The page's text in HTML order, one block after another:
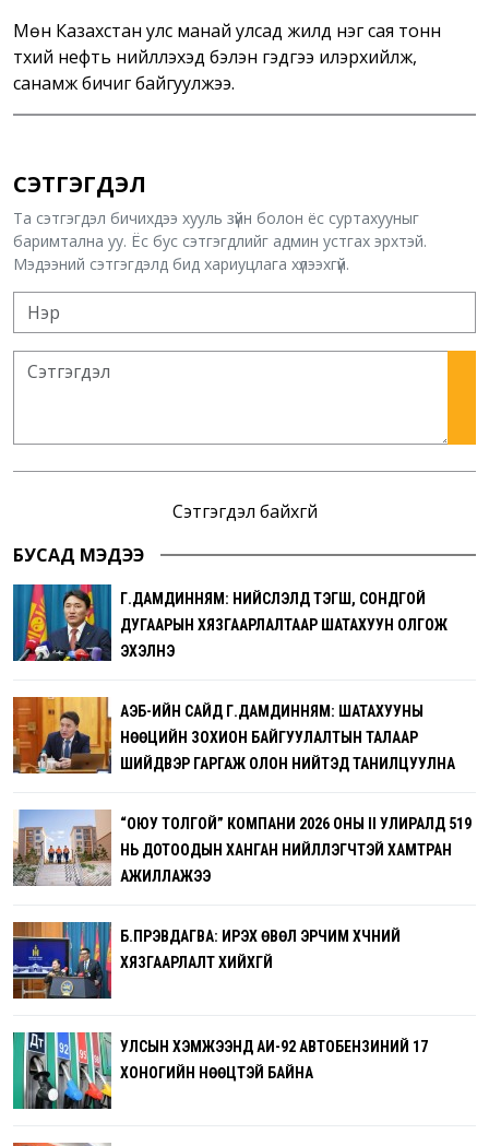
Мөн Казахстан улс манай улсад жилд нэг сая тонн
түүхий нефть нийлүүлэхэд бэлэн гэдгээ илэрхийлж,
санамж бичиг байгуулжээ.
СЭТГЭГДЭЛ
Та сэтгэгдэл бичихдээ хууль зүйн болон ёс суртахууныг
баримтална уу. Ёс бус сэтгэгдлийг админ устгах эрхтэй.
Мэдээний сэтгэгдэлд бид хариуцлага хүлээхгүй.
Сэтгэгдэл байхгүй
БУСАД МЭДЭЭ
Г.ДАМДИННЯМ: НИЙСЛЭЛД ТЭГШ, СОНДГОЙ
ДУГААРЫН ХЯЗГААРЛАЛТААР ШАТАХУУН ОЛГОЖ
ЭХЭЛНЭ
АҮЭБ-ИЙН САЙД Г.ДАМДИННЯМ: ШАТАХУУНЫ
НӨӨЦИЙН ЗОХИОН БАЙГУУЛАЛТЫН ТАЛААР
ШИЙДВЭР ГАРГАЖ ОЛОН НИЙТЭД ТАНИЛЦУУЛНА
“ОЮУ ТОЛГОЙ” КОМПАНИ 2026 ОНЫ II УЛИРАЛД 519
НЬ ДОТООДЫН ХАНГАН НИЙЛҮҮЛЭГЧТЭЙ ХАМТРАН
АЖИЛЛАЖЭЭ
Б.ПҮРЭВДАГВА: ИРЭХ ӨВӨЛ ЭРЧИМ ХҮЧНИЙ
ХЯЗГААРЛАЛТ ХИЙХГҮЙ
УЛСЫН ХЭМЖЭЭНД АИ-92 АВТОБЕНЗИНИЙ 17
ХОНОГИЙН НӨӨЦТЭЙ БАЙНА